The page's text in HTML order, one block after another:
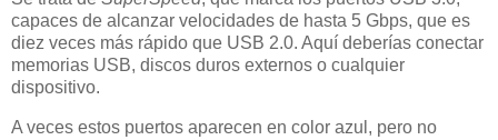
capaces de alcanzar velocidades de hasta 5 Gbps, que es
diez veces más rápido que USB 2.0. Aquí deberías conectar
memorias USB, discos duros externos o cualquier
dispositivo.
A veces estos puertos aparecen en color azul, pero no